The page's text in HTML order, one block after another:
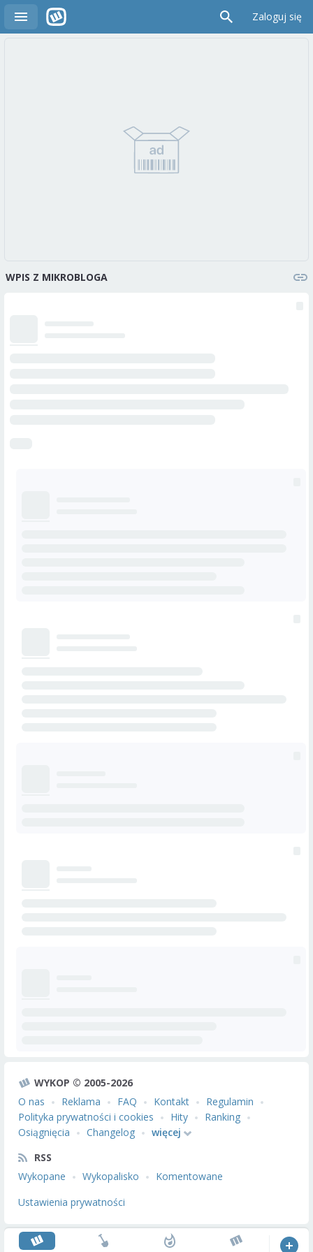
Zaloguj się
WPIS Z MIKROBLOGA
WYKOP © 2005-2026
O nas
Reklama FAQ Kontakt
Regulamin
Polityka prywatności i cookies
Hity
Ranking
Osiągnięcia
Changelog
więcej
RSS
Wykopane
Wykopalisko
Komentowane
Ustawienia prywatności